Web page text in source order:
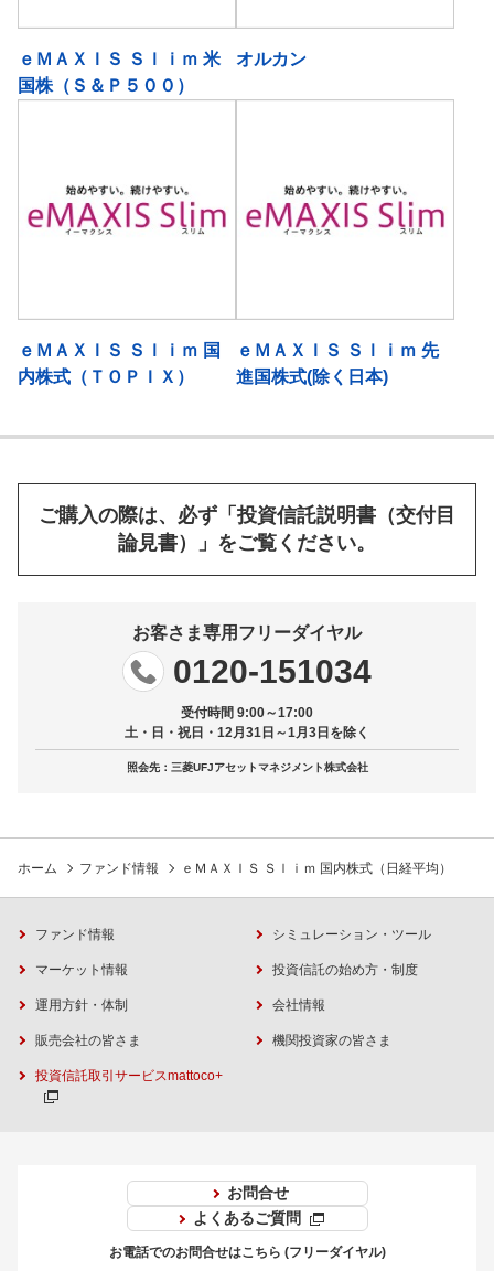
ｅＭＡＸＩＳ Ｓｌｉｍ 米
国株（Ｓ＆Ｐ５００）
オルカン
ｅＭＡＸＩＳ Ｓｌｉｍ 国
内株式（ＴＯＰＩＸ）
ｅＭＡＸＩＳ Ｓｌｉｍ 先
進国株式(除く日本)
ご購入の際は、必ず「投資信託説明書（交付目
論見書）」をご覧ください。
お客さま専用フリーダイヤル
0120-151034
受付時間 9:00～17:00
土・日・祝日・12月31日～1月3日を除く
照会先：三菱UFJアセットマネジメント株式会社
ホーム ファンド情報 ｅＭＡＸＩＳ Ｓｌｉｍ 国内株式（日経平均）
ファンド情報 シミュレーション・ツール
マーケット情報 投資信託の始め方・制度
運用方針・体制 会社情報
販売会社の皆さま 機関投資家の皆さま
投資信託取引サービスmattoco+
お問合せ
よくあるご質問
お電話でのお問合せはこちら (フリーダイヤル)